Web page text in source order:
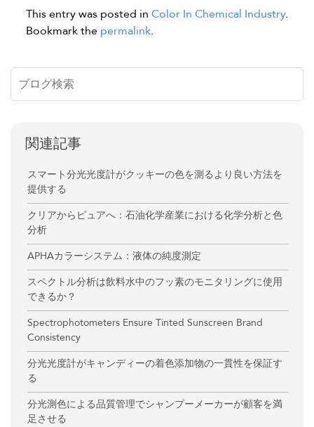
This entry was posted in Color In Chemical Industry.
Bookmark the permalink.
関連記事
スマート分光光度計がクッキーの色を測るより良い方法を
提供する
クリアからピュアへ：石油化学産業における化学分析と色
分析
APHAカラーシステム：液体の純度測定
スペクトル分析は飲料水中のフッ素のモニタリングに使用
できるか？
Spectrophotometers Ensure Tinted Sunscreen Brand
Consistency
分光光度計がキャンディーの着色添加物の一貫性を保証す
る
分光測色による品質管理でシャンプーメーカーが顧客を満
足させる